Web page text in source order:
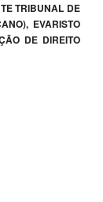
TRIBUNAL DE
EVARISTO
DE DIREITO